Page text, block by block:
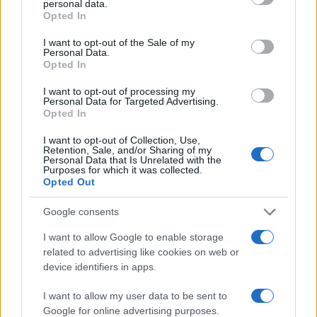
grant or deny consent to Google and its third-party tags to
use your data for below specified purposes in below Google
consent section.
personal data.
Opted In
I want to opt-out of the Sale of my
Personal Data.
Opted In
I want to opt-out of processing my
Personal Data for Targeted Advertising.
Opted In
I want to opt-out of Collection, Use,
Retention, Sale, and/or Sharing of my
Personal Data that Is Unrelated with the
Purposes for which it was collected.
Opted Out
Google consents
I want to allow Google to enable storage
related to advertising like cookies on web or
device identifiers in apps.
I want to allow my user data to be sent to
Google for online advertising purposes.
Δεν είσαι υπερβολική, είναι οι ορμόνες: Τι
συμβαίνει με τον ύπνο στο πρώτο τρίμηνο
15.05.2026